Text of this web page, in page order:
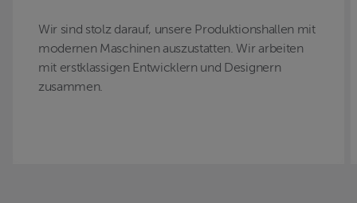
Wir sind stolz darauf, unsere Produktionshallen mit
modernen Maschinen auszustatten. Wir arbeiten
mit erstklassigen Entwicklern und Designern
zusammen.